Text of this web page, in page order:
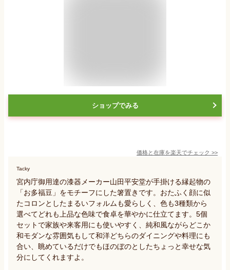
ショップでみる
価格と在庫を楽天でチェック >>
Tacky
宮内庁御用達の漆器メーカー山田平安堂が手掛ける縁起物の
「お多福豆」をモチーフにした箸置きです。おたふく顔に似
たコロンとしたまるいフォルムも愛らしく、色も3種類から
選べてどれも上品な色味で食卓を華やかに仕立てます。5個
セットで家族や来客用にも使いやすく、純和風ながらどこか
和モダンな雰囲気もして和洋どちらのダイニングや料理にも
合い、眺めているだけでもほのぼのとしたちょっと幸せな気
分にしてくれますよ。